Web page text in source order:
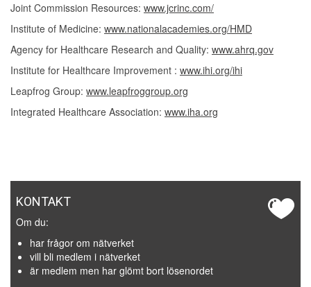
Joint Commission Resources: www.jcrinc.com/
Institute of Medicine: www.nationalacademies.org/HMD
Agency for Healthcare Research and Quality: www.ahrq.gov
Institute for Healthcare Improvement : www.ihi.org/ihi
Leapfrog Group: www.leapfroggroup.org
Integrated Healthcare Association: www.iha.org
KONTAKT
Om du:
har frågor om nätverket
vill bli medlem i nätverket
är medlem men har glömt bort lösenordet